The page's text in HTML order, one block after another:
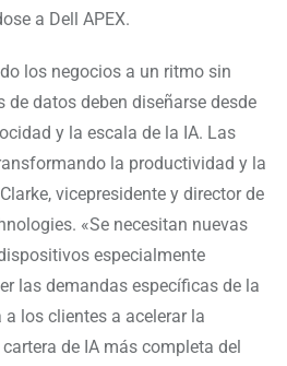
a Dell APEX.
los negocios a un ritmo sin
de datos deben diseñarse desde
y la escala de la IA. Las
la productividad y la
vicepresidente y director de
«Se necesitan nuevas
especialmente
las demandas específicas de la
a los clientes a acelerar la
de IA más completa del